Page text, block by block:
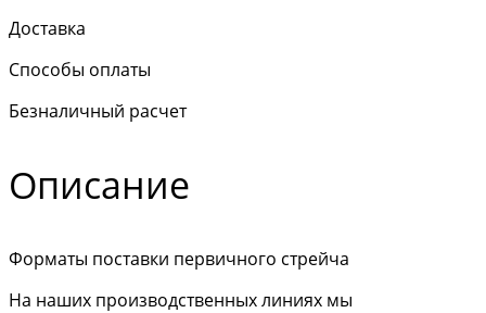
Доставка
Способы оплаты
Безналичный расчет
Описание
Форматы поставки первичного стрейча
На наших производственных линиях мы